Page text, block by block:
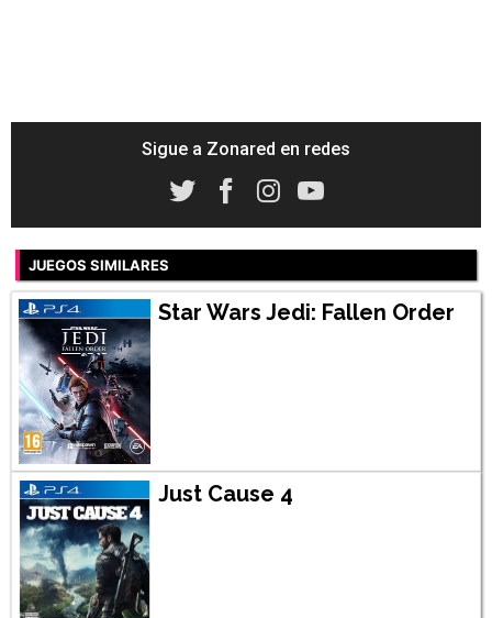
Sigue a Zonared en redes
JUEGOS SIMILARES
Star Wars Jedi: Fallen Order
Just Cause 4